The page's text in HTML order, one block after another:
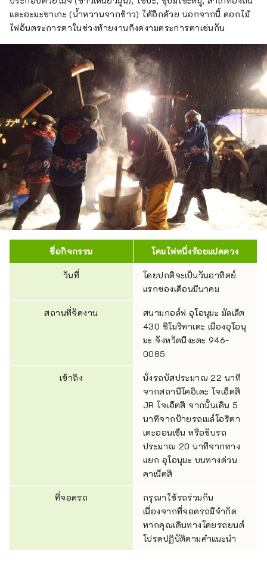
และอะมะซาเกะ (น้ำหวานจากข้าว) ได้อีกด้วย นอกจากนี้ ดอกไม้
ไฟอันตระการตาในช่วงท้ายงานก็งดงามตระการตาเช่นกัน
ชื่อกิจกรรม โคมไฟหนึ่งร้อยแปดดวง
วันที่
โดยปกติจะเป็นวันอาทิตย์
แรกของเดือนมีนาคม
สถานที่จัดงาน
สนามกอล์ฟ อุโอนุมะ มัลเล็ต
430 ชิโมริทาเตะ เมืองอุโอนุ
มะ จังหวัดนีงะตะ 946-
0085
เข้าถึง
นั่งรถบัสประมาณ 22 นาที
จากสถานีโคอิเดะ โจเอ็ตสึ
JR โจเอ็ตสึ จากนั้นเดิน 5
นาทีจากป้ายรถเมล์โอริตา
เตะออนเซ็น หรือขับรถ
ประมาณ 20 นาทีจากทาง
แยก อุโอนุมะ บนทางด่วน
คาเน็ตสึ
ที่จอดรถ
กรุณาใช้รถร่วมกัน
เนื่องจากที่จอดรถมีจำกัด
หากคุณเดินทางโดยรถยนต์
โปรดปฏิบัติตามคำแนะนำ